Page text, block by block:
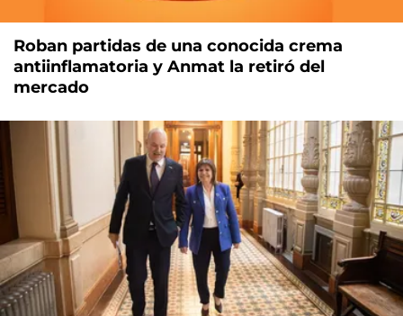
Roban partidas de una conocida crema
antiinflamatoria y Anmat la retiró del
mercado